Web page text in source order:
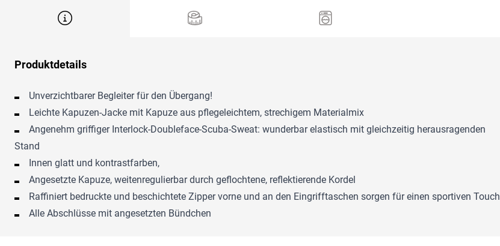
Produktdetails
Unverzichtbarer Begleiter für den Übergang!
Leichte Kapuzen-Jacke mit Kapuze aus pflegeleichtem, strechigem Materialmix
Angenehm griffiger Interlock-Doubleface-Scuba-Sweat: wunderbar elastisch mit gleichzeitig herausragenden
Stand
Innen glatt und kontrastfarben,
Angesetzte Kapuze, weitenregulierbar durch geflochtene, reflektierende Kordel
Raffiniert bedruckte und beschichtete Zipper vorne und an den Eingrifftaschen sorgen für einen sportiven Touch
Alle Abschlüsse mit angesetzten Bündchen